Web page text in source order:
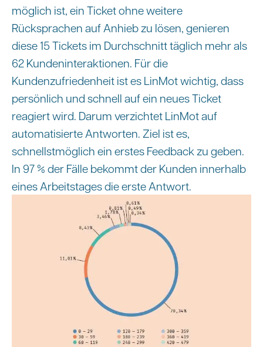
möglich ist, ein Ticket ohne weitere
Rücksprachen auf Anhieb zu lösen, genieren
diese 15 Tickets im Durchschnitt täglich mehr als
62 Kundeninteraktionen. Für die
Kundenzufriedenheit ist es LinMot wichtig, dass
persönlich und schnell auf ein neues Ticket
reagiert wird. Darum verzichtet LinMot auf
automatisierte Antworten. Ziel ist es,
schnellstmöglich ein erstes Feedback zu geben.
In 97 % der Fälle bekommt der Kunden innerhalb
eines Arbeitstages die erste Antwort.